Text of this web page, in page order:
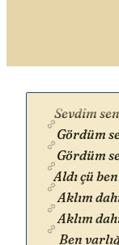
Sevdim
Gördüm
Gördüm
Aldı çü
Aklım
Aklım
Ben